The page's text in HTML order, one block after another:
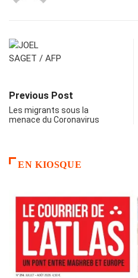
Previous Post
Les migrants sous la
menace du Coronavirus
EN KIOSQUE